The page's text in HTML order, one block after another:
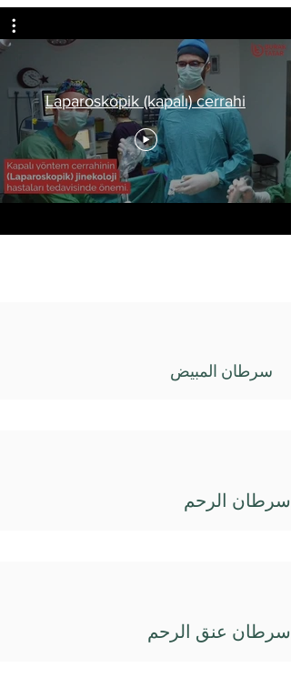
Laparoskopik (kapalı) cerrahi
سرطان المبيض
سرطان الرحم
سرطان عنق الرحم